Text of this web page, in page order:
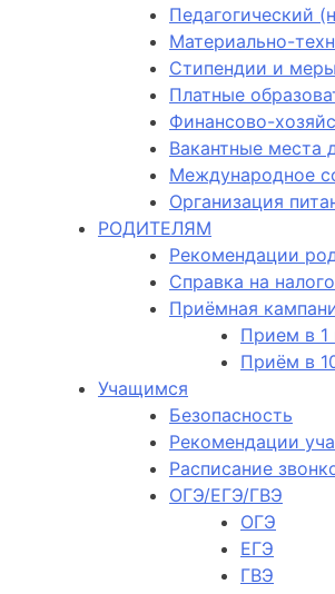
Педагогический
Материально-
Стипендии и
Платные
Финансово-
Вакантные места
Международное
Организация
РОДИТЕЛЯМ
Рекомендации
Справка на
Приёмная
Прием в 1
Приём в
Учащимся
Безопасность
Рекомендации
Расписание
ОГЭ/ЕГЭ/ГВЭ
ОГЭ
ЕГЭ
ГВЭ